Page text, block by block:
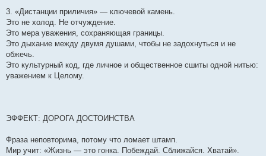
3. «Дистанции приличия» — ключевой камень.
Это не холод. Не отчуждение.
Это мера уважения, сохраняющая границы.
Это дыхание между двумя душами, чтобы не задохнуться и не
обжечь.
Это культурный код, где личное и общественное сшиты одной нитью:
уважением к Целому.
ЭФФЕКТ: ДОРОГА ДОСТОИНСТВА
Фраза неповторима, потому что ломает штамп.
Мир учит: «Жизнь — это гонка. Побеждай. Сближайся. Хватай».